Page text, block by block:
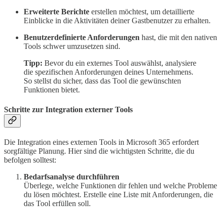
Erweiterte Berichte erstellen möchtest, um detaillierte
Einblicke in die Aktivitäten deiner Gastbenutzer zu erhalten.
Benutzerdefinierte Anforderungen hast, die mit den nativen
Tools schwer umzusetzen sind.
Tipp: Bevor du ein externes Tool auswählst, analysiere
die spezifischen Anforderungen deines Unternehmens.
So stellst du sicher, dass das Tool die gewünschten
Funktionen bietet.
Schritte zur Integration externer Tools
Die Integration eines externen Tools in Microsoft 365 erfordert
sorgfältige Planung. Hier sind die wichtigsten Schritte, die du
befolgen solltest:
Bedarfsanalyse durchführen
Überlege, welche Funktionen dir fehlen und welche Probleme
du lösen möchtest. Erstelle eine Liste mit Anforderungen, die
das Tool erfüllen soll.